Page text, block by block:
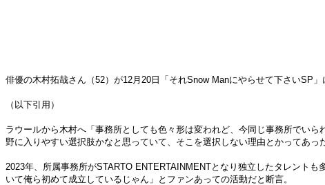
俳優の木村拓哉さん（52）が12月20日「それSnow Manにやらせて下さいSP
（以下引用）
ラウールから木村へ「事務所としても色々形は変われど、今同じ事務所でい
野に入りやすい選択肢かなと思っていて、そこを選択しない理由とかってあっ
2023年、所属事務所がSTARTO ENTERTAINMENTとなり独立したタレント
いて俺ら初めて成立しているじゃん」とファンあっての活動だと断言。